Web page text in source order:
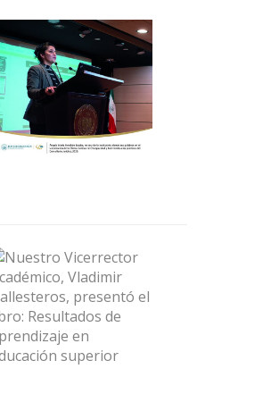
Ángela María Merchán
Basabe, dando sus
palabras en el
lanzamiento de la Clínica
Jurídica de Discapacidad
Nuestro Vicerrector
Académico, Vladimir
Ballesteros, presentó el
libro: «Resultados de
aprendizaje en